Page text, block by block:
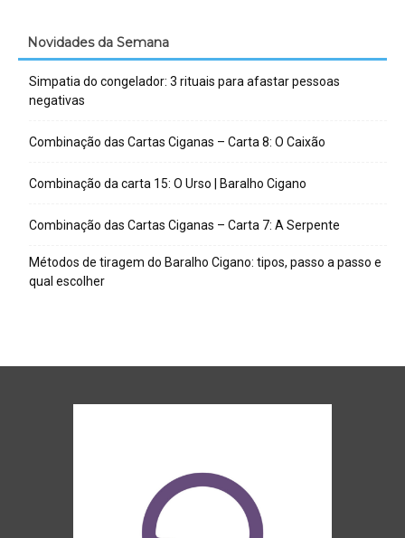
Novidades da Semana
Simpatia do congelador: 3 rituais para afastar pessoas
negativas
Combinação das Cartas Ciganas – Carta 8: O Caixão
Combinação da carta 15: O Urso | Baralho Cigano
Combinação das Cartas Ciganas – Carta 7: A Serpente
Métodos de tiragem do Baralho Cigano: tipos, passo a passo e
qual escolher